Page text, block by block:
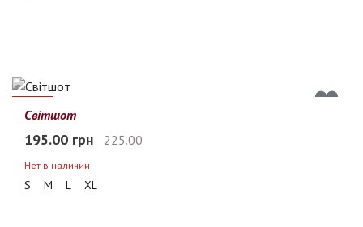
13%
Світшот
195.00 грн 225.00
Нет в наличии
S M L XL